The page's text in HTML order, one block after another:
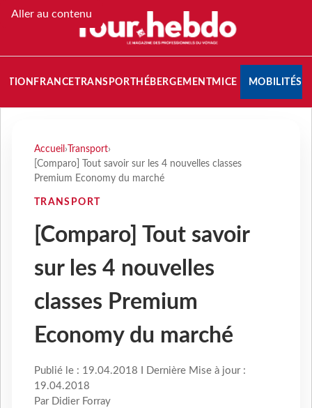
Aller au contenu
FRANCETRANSPORT HÉBERGEMENTMICE MOBILITÉS
Accueil › Transport›
[Comparo] Tout savoir sur les 4 nouvelles classes
Premium Economy du marché
TRANSPORT
[Comparo] Tout savoir
sur les 4 nouvelles
classes Premium
Economy du marché
Publié le : 19.04.2018 I Dernière Mise à jour :
19.04.2018
Par Didier Forray